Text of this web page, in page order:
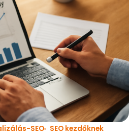
SEO SEO kezdőknek